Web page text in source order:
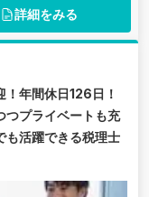
詳細をみる
！年間休日126日！
つプライベートも充
も活躍できる税理士